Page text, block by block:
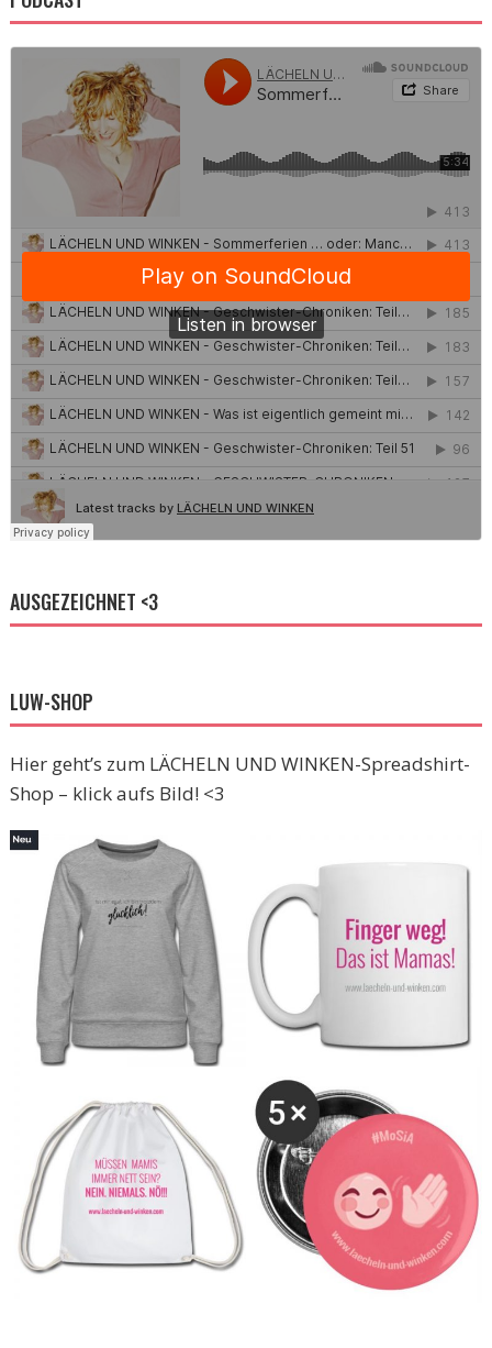
AUSGEZEICHNET <3
LUW-SHOP
Hier geht’s zum LÄCHELN UND WINKEN-Spreadshirt-
Shop – klick aufs Bild! <3